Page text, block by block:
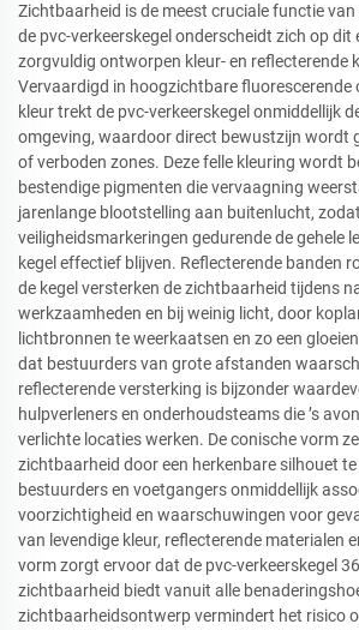
Zichtbaarheid is de meest cruciale functie van
de pvc-verkeerskegel onderscheidt zich op dit
zorgvuldig ontworpen kleur- en reflecterende
Vervaardigd in hoogzichtbare fluorescerende
kleur trekt de pvc-verkeerskegel onmiddellijk
omgeving, waardoor direct bewustzijn wordt
of verboden zones. Deze felle kleuring wordt
bestendige pigmenten die vervaagning
jarenlange blootstelling aan buitenlucht,
veiligheidsmarkeringen gedurende de gehele
kegel effectief blijven. Reflecterende banden
de kegel versterken de zichtbaarheid tijdens
werkzaamheden en bij weinig licht, door
lichtbronnen te weerkaatsen en zo een
dat bestuurders van grote afstanden
reflecterende versterking is bijzonder
hulpverleners en onderhoudsteams die ’s
verlichte locaties werken. De conische vorm
zichtbaarheid door een herkenbare silhouet
bestuurders en voetgangers onmiddellijk
voorzichtigheid en waarschuwingen voor
van levendige kleur, reflecterende materialen
vorm zorgt ervoor dat de pvc-verkeerskegel
zichtbaarheid biedt vanuit alle
zichtbaarheidsontwerp vermindert het risico